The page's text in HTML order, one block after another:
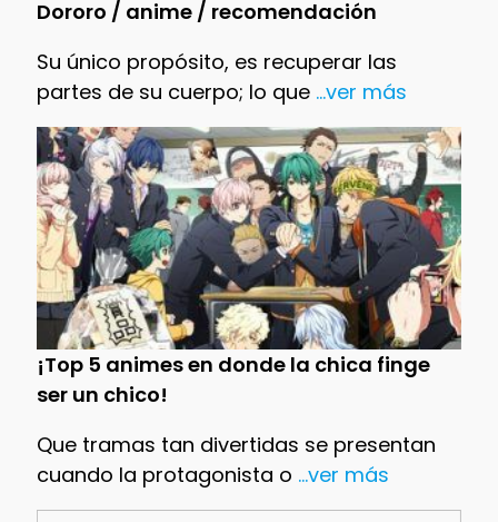
Dororo / anime / recomendación
Su único propósito, es recuperar las
partes de su cuerpo; lo que...ver más
¡Top 5 animes en donde la chica finge
ser un chico!
Que tramas tan divertidas se presentan
cuando la protagonista o ...ver más